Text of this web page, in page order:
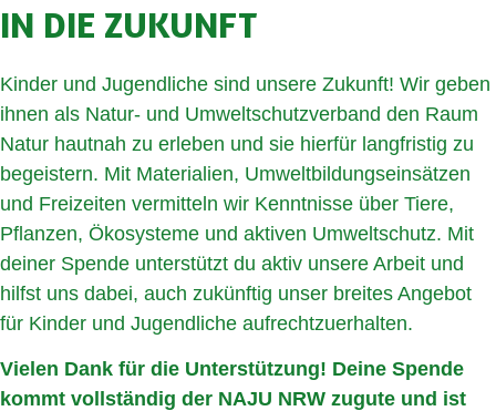
IN DIE ZUKUNFT
Kinder und Jugendliche sind unsere Zukunft! Wir geben
ihnen als Natur- und Umweltschutzverband den Raum
Natur hautnah zu erleben und sie hierfür langfristig zu
begeistern. Mit Materialien, Umweltbildungseinsätzen
und Freizeiten vermitteln wir Kenntnisse über Tiere,
Pflanzen, Ökosysteme und aktiven Umweltschutz. Mit
deiner Spende unterstützt du aktiv unsere Arbeit und
hilfst uns dabei, auch zukünftig unser breites Angebot
für Kinder und Jugendliche aufrechtzuerhalten.
Vielen Dank für die Unterstützung! Deine Spende
kommt vollständig der NAJU NRW zugute und ist